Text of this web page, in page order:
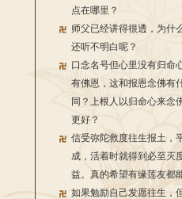
点在哪里？
师父已经讲得很透，为什
还听不明白呢？
口念名号但心里没有归命
有佛恩，这和报恩念佛有
同？上根人以归命心来念
更好？
信受弥陀救度往生报土，
成，活着时就得到必至灭
益。真的希望有缘莲友都
如果勉励自己发愿往生，